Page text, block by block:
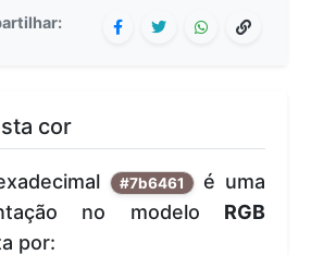
cor
#7b6461
é uma
no modelo RGB
por: